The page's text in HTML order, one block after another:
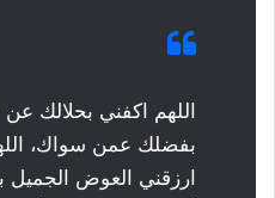
اللهم اكفني بحلالك
بفضلك عمن سواك،
ارزقني العوض الجميل